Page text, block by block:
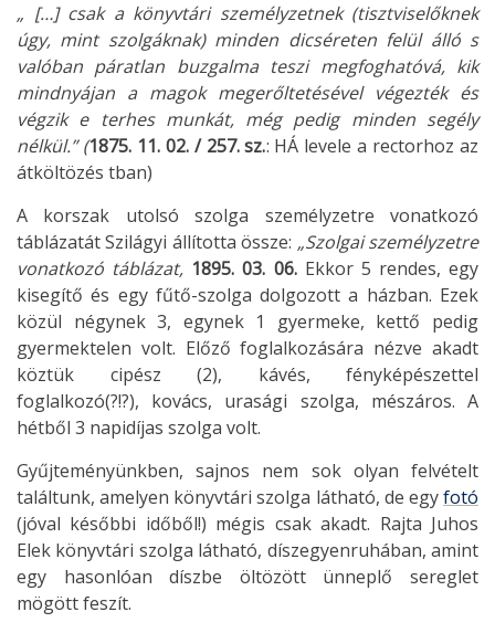
„ […] csak a könyvtári személyzetnek (tisztviselőknek
úgy, mint szolgáknak) minden dicséreten felül álló s
valóban páratlan buzgalma teszi megfoghatóvá, kik
mindnyájan a magok megerőltetésével végezték és
végzik e terhes munkát, még pedig minden segély
nélkül.” (1875. 11. 02. / 257. sz.: HÁ levele a rectorhoz az
átköltözés tban)
A korszak utolsó szolga személyzetre vonatkozó
táblázatát Szilágyi állította össze: „Szolgai személyzetre
vonatkozó táblázat, 1895. 03. 06.Ekkor 5 rendes, egy
kisegítő és egy fűtő-szolga dolgozott a házban. Ezek
közül négynek 3, egynek 1 gyermeke, kettő pedig
gyermektelen volt. Előző foglalkozására nézve akadt
köztük cipész (2), kávés, fényképészettel
foglalkozó(?!?), kovács, urasági szolga, mészáros. A
hétből 3 napidíjas szolga volt.
Gyűjteményünkben, sajnos nem sok olyan felvételt
találtunk, amelyen könyvtári szolga látható, de egyfotó
(jóval későbbi időből!) mégis csak akadt. Rajta Juhos
Elek könyvtári szolga látható, díszegyenruhában, amint
egy hasonlóan díszbe öltözött ünneplő sereglet
mögött feszít.